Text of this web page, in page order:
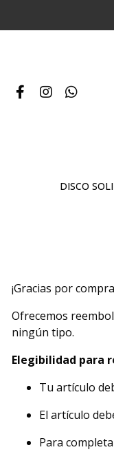
DISCO
¡Gracias por
Ofrecemos
ningún tipo.
Elegibilidad para
Tu artículo
El artículo
Para